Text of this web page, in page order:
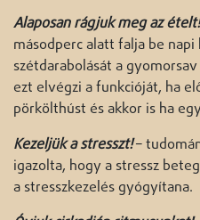
Alaposan rágjuk meg az ételt!
másodperc alatt falja be
szétdarabolását a
ezt elvégzi a funkcióját, ha
pörkölthúst és akkor is ha
Kezeljük a stresszt!–
igazolta, hogy a stressz
a stresszkezelés gyógyítana.